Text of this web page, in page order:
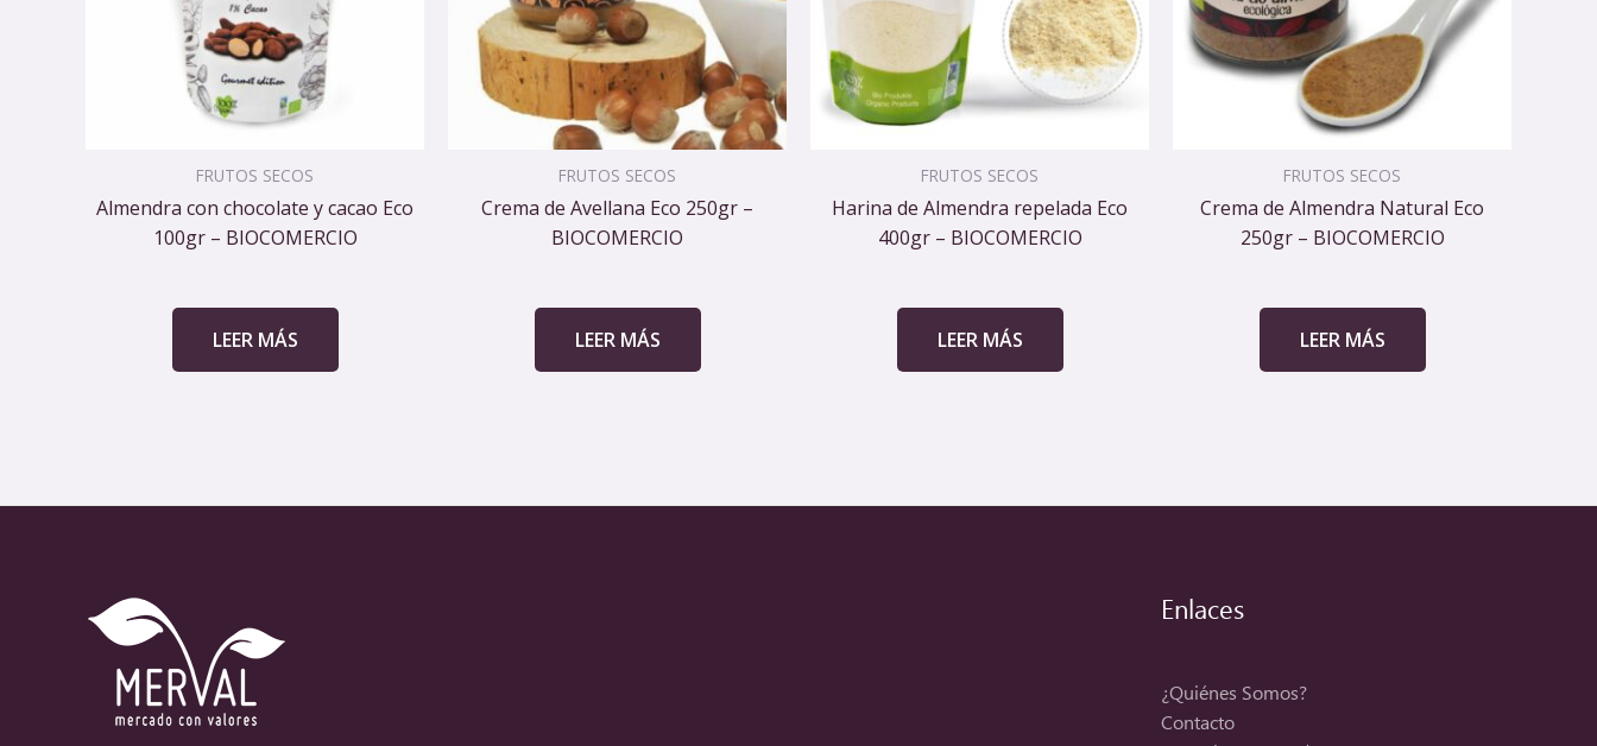
FRUTOS SECOS
Almendra con chocolate y cacao Eco
100gr – BIOCOMERCIO
LEER MÁS
FRUTOS SECOS
Crema de Avellana Eco 250gr –
BIOCOMERCIO
LEER MÁS
FRUTOS SECOS
Harina de Almendra repelada Eco
400gr – BIOCOMERCIO
LEER MÁS
FRUTOS SECOS
Crema de Almendra Natural Eco
250gr – BIOCOMERCIO
LEER MÁS
Enlaces
¿Quiénes Somos?
Contacto